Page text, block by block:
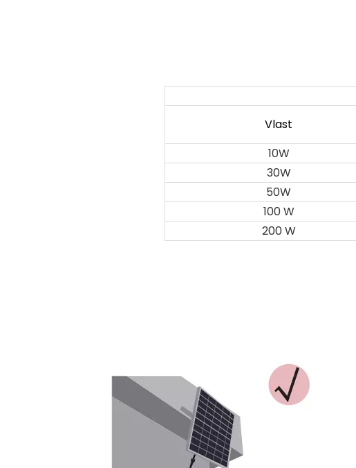
Vlast
10W
30W
50W
100 W
200 W